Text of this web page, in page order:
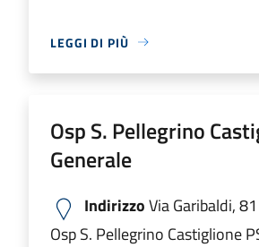
LEGGI DI PIÙ
Osp S. Pellegrino
Generale
IndirizzoVia Garibaldi, 81
Osp S. Pellegrino Castiglione